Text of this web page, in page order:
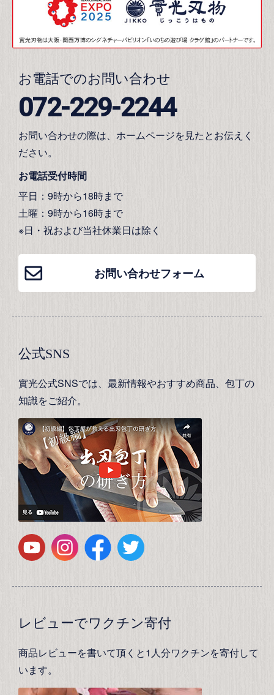
お電話でのお問い合わせ
072-229-2244
お問い合わせの際は、ホームページを見たとお伝えく
ださい。
お電話受付時間
平日：9時から18時まで
土曜：9時から16時まで
※日・祝および当社休業日は除く
お問い合わせフォーム
公式SNS
實光公式SNSでは、最新情報やおすすめ商品、包丁の
知識をご紹介。
レビューでワクチン寄付
商品レビューを書いて頂くと1人分ワクチンを寄付して
います。